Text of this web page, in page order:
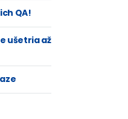
QA!
ušetria až